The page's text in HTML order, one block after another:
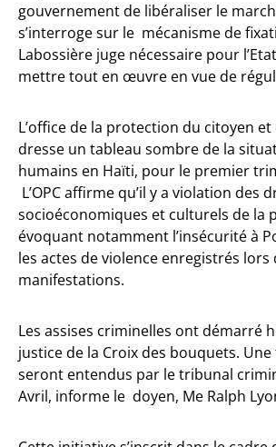
gouvernement de libéraliser le
s’interroge sur le mécanisme de
Labossière juge nécessaire pour
mettre tout en œuvre en vue de
L’office de la protection du citoyen
dresse un tableau sombre de la
humains en Haïti, pour le premier
L’OPC affirme qu’il y a violation des
socioéconomiques et culturels de la
évoquant notamment l’insécurité à
les actes de violence enregistrés lors
manifestations.
Les assises criminelles ont démarré
justice de la Croix des bouquets.
seront entendus par le tribunal
Avril, informe le doyen, Me Ralph